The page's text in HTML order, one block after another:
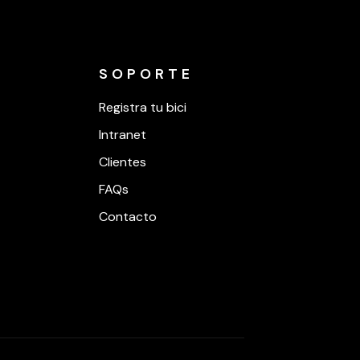
SOPORTE
Registra tu bici
Intranet
Clientes
FAQs
Contacto